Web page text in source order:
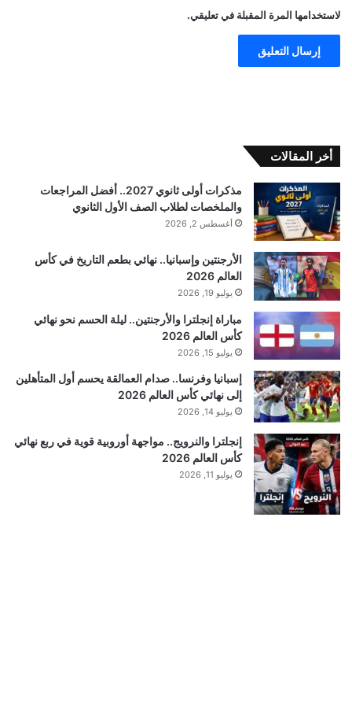
لاستخدامها المرة المقبلة في تعليقي.
أخر المقالات
مذكرات أولى ثانوي 2027.. أفضل المراجعات
والملخصات لطلاب الصف الأول الثانوي
أغسطس 2, 2026
الأرجنتين وإسبانيا.. نهائي بطعم التاريخ في كأس
العالم 2026
يوليو 19, 2026
مباراة إنجلترا والأرجنتين.. ليلة الحسم نحو نهائي
كأس العالم 2026
يوليو 15, 2026
إسبانيا وفرنسا.. صدام العمالقة يحسم أول المتأهلين
إلى نهائي كأس العالم 2026
يوليو 14, 2026
إنجلترا والنرويج.. مواجهة أوروبية قوية في ربع نهائي
كأس العالم 2026
يوليو 11, 2026